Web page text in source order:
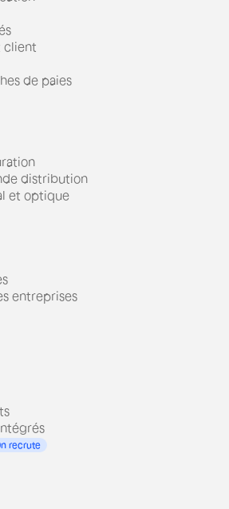
client
de paies
distribution
et optique
entreprises
recrute